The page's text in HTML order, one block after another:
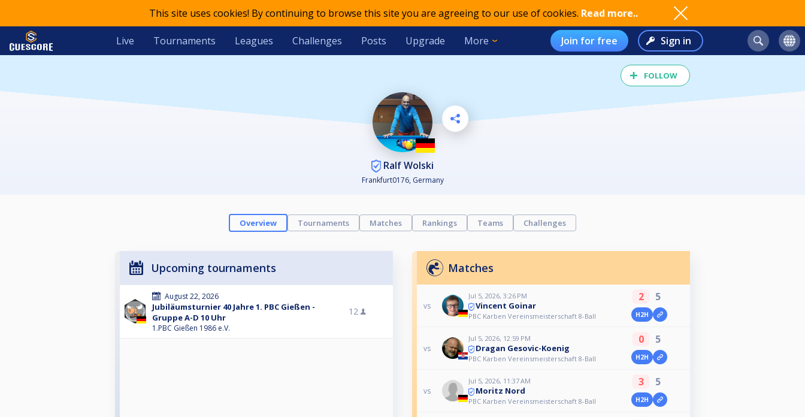
This site uses cookies! By continuing to browse this site you are agreeing to our use of cookies. Read more..
Live Tournaments Leagues Challenges Posts Upgrade More Join for free Sign in
FOLLOW
Ralf Wolski
Frankfurt0176, Germany
Overview Tournaments Matches Rankings Teams Challenges
Upcoming tournaments
August 22, 2026
Jubiläumsturnier 40 Jahre 1. PBC Gießen -
Gruppe A-D 10 Uhr
1.PBC Gießen 1986 e.V.
12
Matches
vs
Jul 5, 2026, 3:26 PM
Vincent Goinar
PBC Karben Vereinsmeisterschaft 8-Ball
2 5
H2H
vs
Jul 5, 2026, 12:59 PM
Dragan Gesovic-Koenig
PBC Karben Vereinsmeisterschaft 8-Ball
0 5
H2H
vs
Jul 5, 2026, 11:37 AM
Moritz Nord
PBC Karben Vereinsmeisterschaft 8-Ball
3 5
H2H